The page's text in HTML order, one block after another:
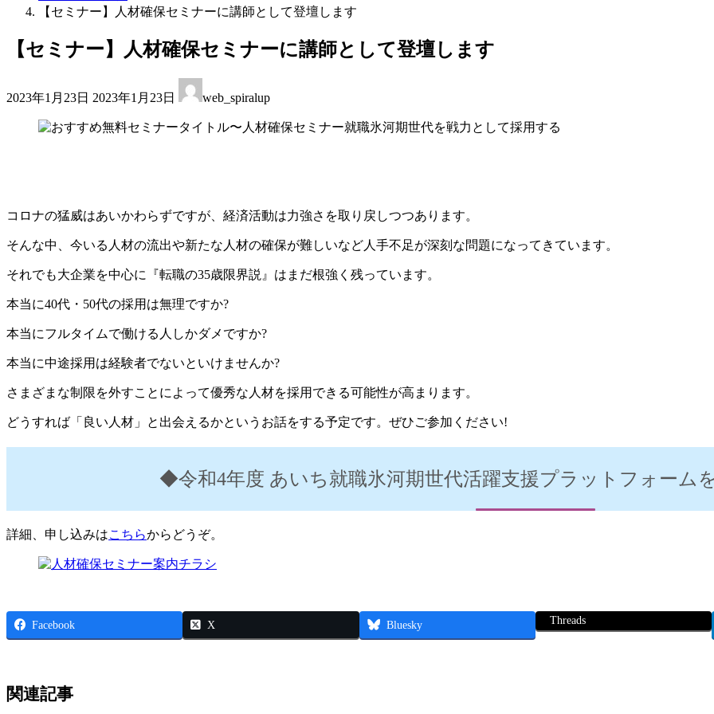
【セミナー】人材確保セミナーに講師として登壇します
【セミナー】人材確保セミナーに講師として登壇します
2023年1月23日 終
新
2023年1月23日 web_spiralup
コロナの猛威はあいかわらずですが、経済活動は力強さを取り戻しつつあります。
そんな中、今いる人材の流出や新たな人材の確保が難しいなど人手不足が深刻な問題になってきています。
それでも大企業を中心に『転職の35歳限界説』はまだ根強く残っています。
本当に40代・50代の採用は無理ですか?
本当にフルタイムで働ける人しかダメですか?
本当に中途採用は経験者でないといけませんか?
さまざまな制限を外すことによって優秀な人材を採用できる可能性が高まります。
どうすれば「良い人材」と出会えるかというお話をする予定です。ぜひご参加ください!
◆令和4年度 あいち就職氷河期世代活躍支援プラットフォーム
詳細、申し込みはこちらからどうぞ。
Facebook X Bluesky Threads
関連記事